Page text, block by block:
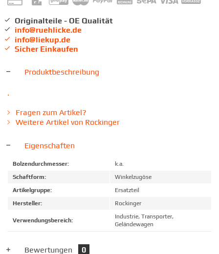
Originalteile - OE Qualität
info@ruehlicke.de
info@liekup.de
Sicher Einkaufen
Produktbeschreibung
.
Fragen zum Artikel?
Weitere Artikel von Rockinger
Eigenschaften
Bolzendurchmesser:
k.a.
Schaftform:
Winkelzugöse
Artikelgruppe:
Ersatzteil
Hersteller:
Rockinger
Verwendungsbereich:
Industrie, Transporter,
Geländewagen
Bewertungen
0